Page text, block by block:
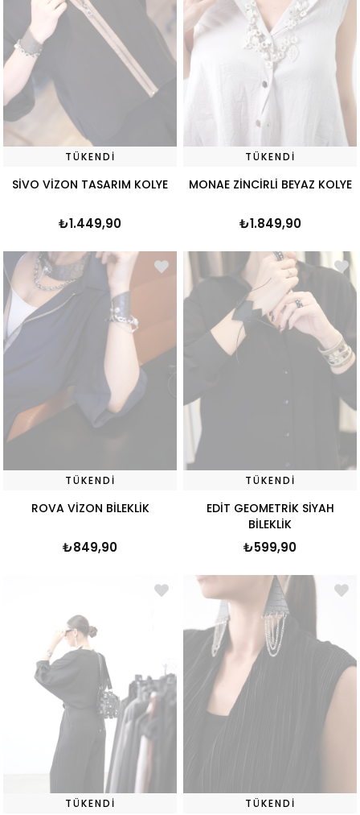
TÜKENDI
SİVO VİZON TASARIM KOLYE
₺1.449,90
TÜKENDI
MONAE ZİNCİRLİ BEYAZ KOLYE
₺1.849,90
TÜKENDI
ROVA VİZON BİLEKLİK
₺849,90
TÜKENDI
EDİT GEOMETRİK SİYAH
BİLEKLİK
₺599,90
TÜKENDI TÜKENDI